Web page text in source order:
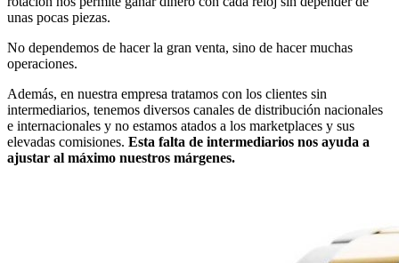
unas pocas piezas.
No dependemos de hacer la gran venta, sino de hacer muchas
operaciones.
Además, en nuestra empresa tratamos con los clientes sin
intermediarios, tenemos diversos canales de distribución nacionales
e internacionales y no estamos atados a los marketplaces y sus
elevadas comisiones. Esta falta de intermediarios nos ayuda a
ajustar al máximo nuestros márgenes.